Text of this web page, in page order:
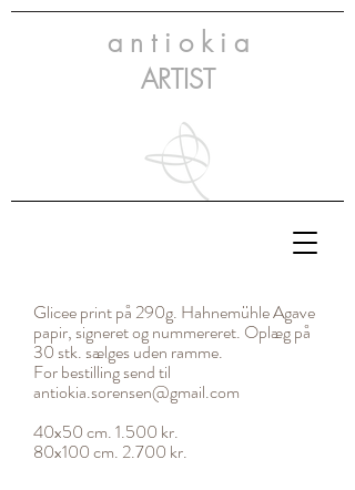
a n t i o k i a
ARTIST
Gliceeprint på 290g. Hahnemühle Agave
papir, signeret og nummereret. Oplæg på
30 stk. sælges uden ramme.
For bestilling send til
antiokia.sorensen@gmail.com
40x50 cm. 1.500 kr.
80x100 cm. 2.700 kr.